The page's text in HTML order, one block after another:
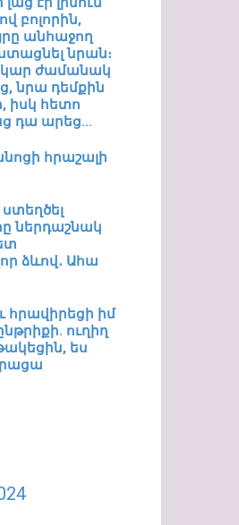
բոլորին,
անհաջող
նրան։
ժամանակ
նրա դեմքին
իսկ հետո
դա արեց…
հրաշալի
ներդաշնակ
ձևով․ Ահա
հրավիրեցի իմ
ուղիղ
ես